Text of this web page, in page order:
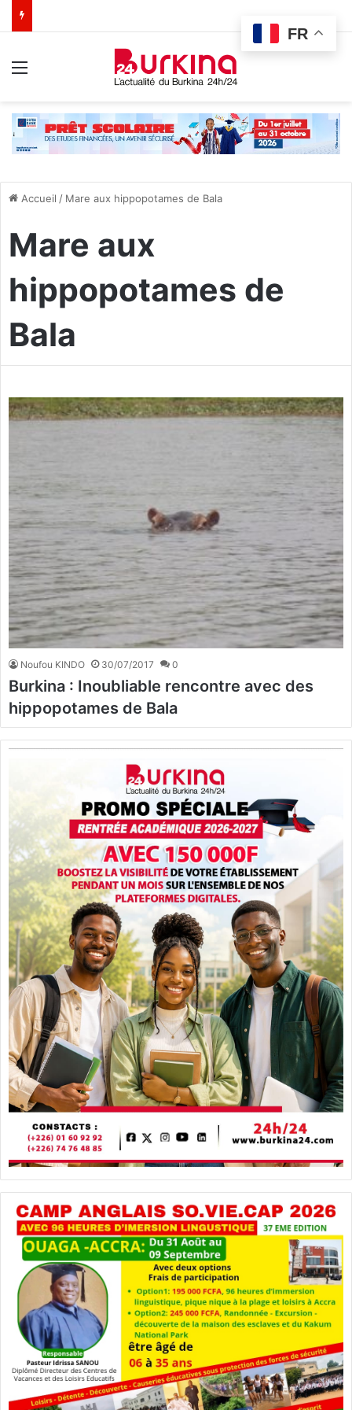
Accueil / Mare aux hippopotames de Bala
Mare aux
hippopotames de
Bala
Noufou KINDO 30/07/2017 0
Burkina : Inoubliable rencontre avec des
hippopotames de Bala
FR